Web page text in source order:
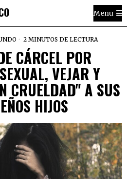
Menu
2 MINUTOS DE LECTURA
CÁRCEL POR
VEJAR Y
CRUELDAD" A SUS
HIJOS